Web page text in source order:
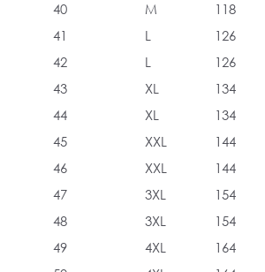
40
M 118
41
L 126
42
L 126
43
XL 134
44
XL 134
45
XXL 144
46
XXL 144
47
3XL 154
48
3XL 154
49
4XL 164